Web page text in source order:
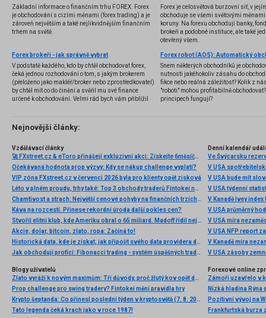
Základní informace o finančním trhu FOREX. Forex
je obchodování s cizími měnami (forex trading) a je
zároveň největším a také nejlikvidnějším finančním
trhem na světě.
Forex je celosvětová burzovní síť, v
obchoduje se všemi světovými
koruny. Na forexu obchodují banky,
brokeři a podobné instituce, ale také
otevřený všem.
Forex brokeři - jak správně vybrat
V podstatě každého, kdo by chtěl obchodovat forex,
čeká jednou rozhodování o tom, s jakým brokerem
(přeloženo jako makléř/broker nebo zprostředkovatel)
by chtěl mít co do činění a svěřil mu své finance
určené k obchodování. Velmi rád bych vám přiblížil
několik příkladů nejznámějších z nich.
Snem některých obchodníků je
nutnosti jakéhokoliv zásahu do
fikce nebo reálná záležitost? Kolik z
"roboti" mohou profitabilně
principech fungují?
Nejnovější články:
Vzdělávací články
🚀 FXstreet.cz & eToro přinášejí exkluzivní akci: Získejte 6měsíční členství ve VIP zóně ZDARMA
Očekávaná hodnota prop výzvy: Kdy se nákup challenge vyplatí?
VIP zóna FXstreet.cz v červenci 2026 byla pro klienty opět zisková
Léto v plném proudu, trhy také: Top 3 obchody traderů Fintokei na indexech a zlatě
Chamtivost a strach: Největší cenové pohyby na finančních trzích (červenec 2026)
Káva na rozcestí. Přinese rekordní úroda další pokles cen?
Stvořil elitní klub, kde Ameriku obral o 65 miliard. Madoff řídil největší Ponzi dějin
Akcie, dolar, bitcoin, zlato, ropa: Začíná to!
Historická data, kde je získat, jak připojit svého data providera do MultiCharts a proč je budeme potřebovat? (4. díl)
Jak obchodují profíci: Fibonacci trading - systém úspěšných traderů
Denní kalendář
Ve Švýcarsku
V USA
V USA bude mít
V USA týdenní
V Kanadě Ivey index
V USA průměrný
V USA míra
V USA NFP report
V Kanadě míra
V USA zásoby
Blogy uživatelů
Zlato vyráží k novým maximům: Tři důvody, proč žlutý kov opět dominuje
Prop challenge pro swing tradery? Fintokei mění pravidla hry
Krypto šeptanda: Co přinesl poslední týden v kryptosvětě (7. 8. 2026)
Tato legenda čeká krach jako v roce 1987!
Forexové online
Nízká hladina
Pozitivní vývoj na
Frankfurtská burza